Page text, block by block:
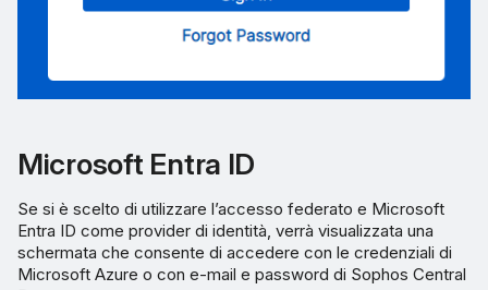
Microsoft Entra ID
Se si è scelto di utilizzare l’accesso federato e Microsoft
Entra ID come provider di identità, verrà visualizzata una
schermata che consente di accedere con le credenziali di
Microsoft Azure o con e-mail e password di Sophos Central